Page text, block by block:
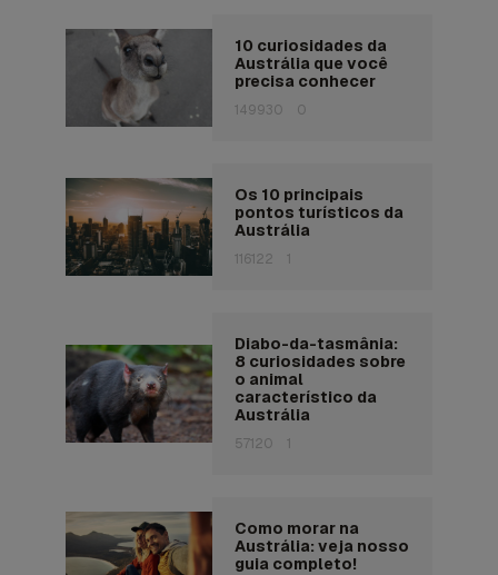
10 curiosidades da
Austrália que você
precisa conhecer
149930 0
Os 10 principais
pontos turísticos da
Austrália
116122 1
Diabo-da-tasmânia:
8 curiosidades sobre
o animal
característico da
Austrália
57120 1
Como morar na
Austrália: veja nosso
guia completo!